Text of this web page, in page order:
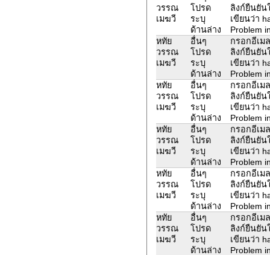
วรรณ
เมฆวี
โปรด
ระบุ
ด้านล่าง
ลิงก์ยืนยัน
เขียนว่า
Problem
หทัย
วรรณ
เมฆวี
อื่นๆ
โปรด
ระบุ
ด้านล่าง
กรอกอีเม
ลิงก์ยืนยัน
เขียนว่า
Problem
หทัย
วรรณ
เมฆวี
อื่นๆ
โปรด
ระบุ
ด้านล่าง
กรอกอีเม
ลิงก์ยืนยัน
เขียนว่า
Problem
หทัย
วรรณ
เมฆวี
อื่นๆ
โปรด
ระบุ
ด้านล่าง
กรอกอีเม
ลิงก์ยืนยัน
เขียนว่า
Problem
หทัย
วรรณ
เมฆวี
อื่นๆ
โปรด
ระบุ
ด้านล่าง
กรอกอีเม
ลิงก์ยืนยัน
เขียนว่า
Problem
หทัย
วรรณ
เมฆวี
อื่นๆ
โปรด
ระบุ
ด้านล่าง
กรอกอีเม
ลิงก์ยืนยัน
เขียนว่า
Problem